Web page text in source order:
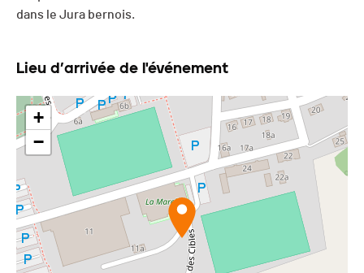
dans le Jura bernois.
Lieu d’arrivée de l'événement
+
−